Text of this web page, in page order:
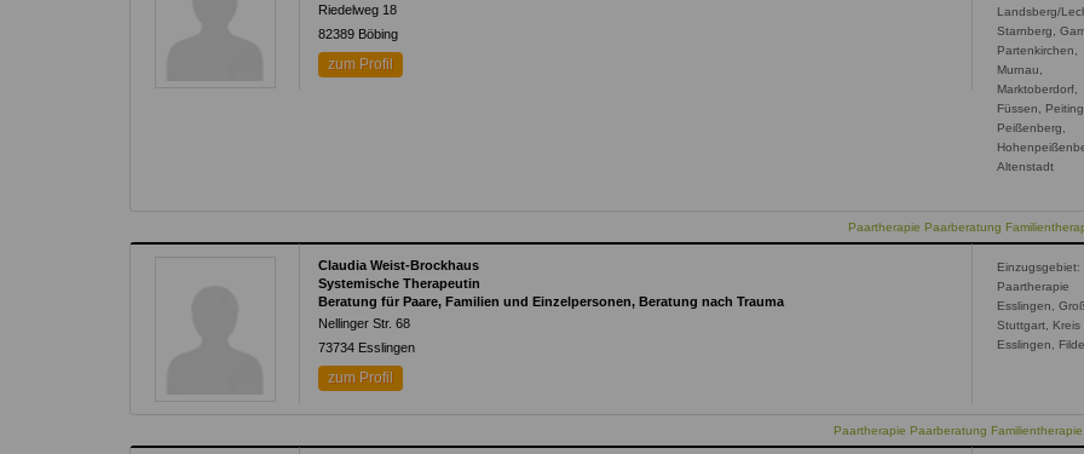
Riedelweg 18
82389 Böbing
zum Profil
Landsberg/
Starnberg,
Partenkirchen,
Murnau,
Marktoberdorf,
Füssen, Peiting,
Peißenberg,
Altenstadt
Paartherapie Paarberatung
Claudia Weist-Brockhaus
Systemische Therapeutin
Beratung für Paare, Familien und Einzelpersonen, Beratung nach Trauma
Nellinger Str. 68
73734 Esslingen
zum Profil
Einzugsgebiet:
Paartherapie
Esslingen,
Stuttgart, Kreis
Esslingen,
Paartherapie Paarberatung